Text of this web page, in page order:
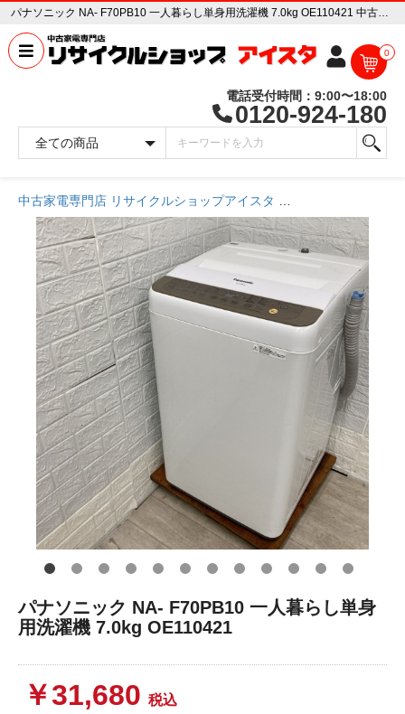
パナソニック NA- F70PB10 一人暮らし単身用洗濯機 7.0kg OE110421 中古家電販売専門店 リサイクルショップ アイスタ
0
電話受付時間：9:00〜18:00
0120-924-180
中古家電専門店 リサイクルショップアイスタ
パナソニック NA- F70PB10 一人暮らし単身
用洗濯機 7.0kg OE110421
￥31,680 税込